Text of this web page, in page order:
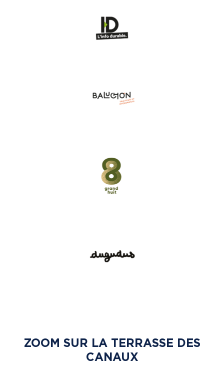
ZOOM SUR LA TERRASSE DES
CANAUX